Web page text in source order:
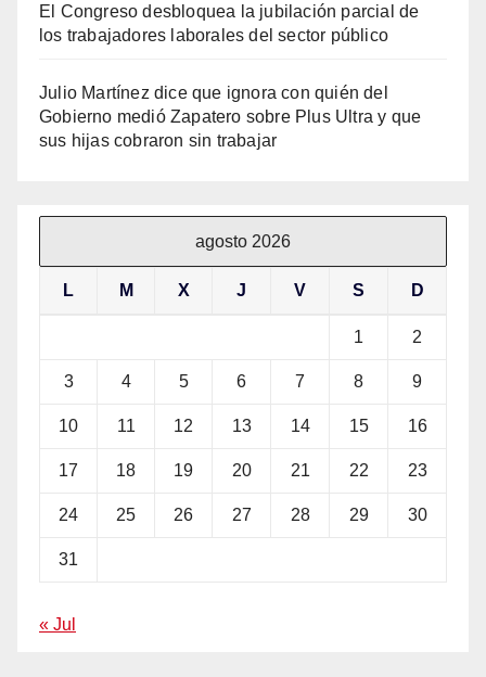
El Congreso desbloquea la jubilación parcial de
los trabajadores laborales del sector público
Julio Martínez dice que ignora con quién del
Gobierno medió Zapatero sobre Plus Ultra y que
sus hijas cobraron sin trabajar
agosto 2026
L M X J V S D
1 2
3 4 5 6 7 8 9
10 11 12 13 14 15 16
17 18 19 20 21 22 23
24 25 26 27 28 29 30
31
« Jul